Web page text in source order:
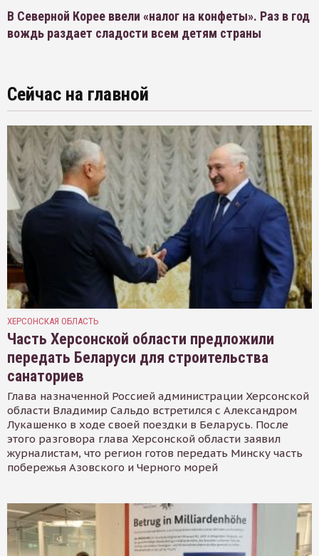
В Северной Корее ввели «налог на конфеты». Раз в год
вождь раздает сладости всем детям страны
Сейчас на главной
ХЕРСОНСКАЯ ОБЛАСТЬ
Часть Херсонской области предложили
передать Беларуси для строительства
санаториев
Глава назначенной Россией администрации Херсонской
области Владимир Сальдо встретился с Александром
Лукашенко в ходе своей поездки в Беларусь. После
этого разговора глава Херсонской области заявил
журналистам, что регион готов передать Минску часть
побережья Азовского и Черного морей